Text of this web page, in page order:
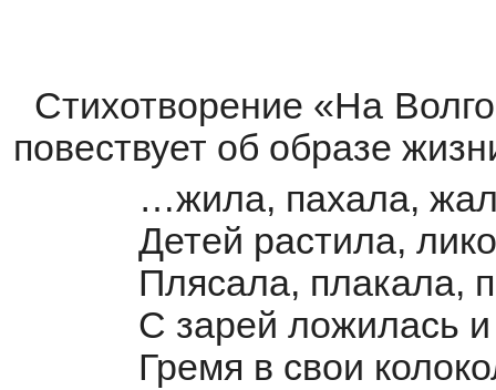
Стихотворение «На
повествует об образе
…жила, пахала,
Детей растила,
Плясала, плакала,
С зарей ложилась
Гремя в свои